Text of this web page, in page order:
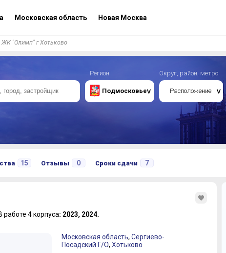
Московская область Новая Москва
ЖК "Олимп" г Хотьково
Регион
Подмосковье
Округ, район, метро
Расположение
15 Отзывы 0 Сроки сдачи 7
работе 4 корпуса: 2023, 2024.
Московская область, Сергиево-
Посадский Г/О, Хотьково